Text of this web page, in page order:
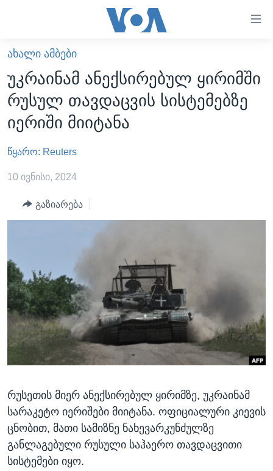
ხელმისაწვდომობისთვის
გადადით
მთავარზე
გადადით
მთავარ
ნავიგაციაზე
გადადით
ძიებაზე
ᲐᲮᲐᲚᲘ ᲐᲛᲑᲔᲑᲘ
ᲡᲐᲥᲐᲠᲗᲕᲔᲚᲝ
ᲐᲨᲨ
ᲐᲨᲨ-ᲘᲡ ᲐᲠᲩᲔᲕᲜᲔᲑᲘ 2024
ᲛᲡᲝᲤᲚᲘᲝ
ᲕᲘᲓᲔᲝᲔᲑᲘ
ᲒᲐᲓᲐᲪᲔᲛᲔᲑᲘ
ᲮᲔᲓᲕᲐ ᲕᲐᲨᲘᲜᲒᲢᲝᲜᲘᲓᲐᲜ
ᲡᲢᲣᲓᲘᲐ ᲕᲐᲨᲘᲜᲒᲢᲝᲜᲘ
ᲔᲙᲝᲜᲝᲛᲘᲙᲐ
ᲯᲐᲜᲛᲠᲗᲔᲚᲝᲑᲐ
ᲛᲔᲪᲜᲘᲔᲠᲔᲑᲐ
ᲘᲜᲢᲔᲠᲕᲘᲣ
ᲒᲐᲚᲘᲚᲔᲝ
ᲓᲔᲖᲘᲜᲤᲝᲠᲛᲐᲪᲘᲐ
ᲠᲣᲡᲔᲗᲘᲡ ᲨᲔᲭᲠᲐ ᲣᲙᲠᲐᲘᲜᲐᲨᲘ
Learning English
ᲗᲕᲐᲚᲘ ᲒᲕᲐᲓᲔᲕᲜᲔᲗ
ᲐᲮᲐᲚᲘ ᲐᲛᲑᲔᲑᲘ
უკრაინამ ანექსირებულ ყირიმში
რუსულ თავდაცვის სისტემებზე
იერიში მიიტანა
წყარო: Reuters
10 ივნისი, 2024
გაზიარება
რუსეთის მიერ ანექსირებულ ყირიმზე, უკრაინამ
სარაკეტო იერიშები მიიტანა. ოფიციალური კიევის
ცნობით, მათი სამიზნე ნახევარკუნძულზე
განლაგებული რუსული საჰაერო თავდაცვითი
სისტემები იყო.